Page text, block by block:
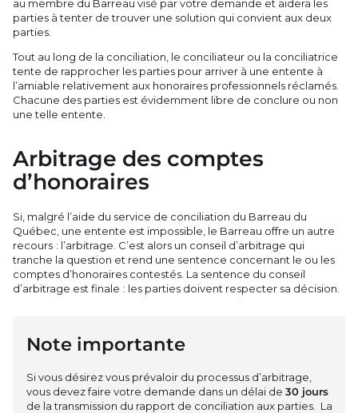
au membre du Barreau visé par votre demande et aidera les
parties à tenter de trouver une solution qui convient aux deux
parties.
Tout au long de la conciliation, le conciliateur ou la conciliatrice
tente de rapprocher les parties pour arriver à une entente à
l’amiable relativement aux honoraires professionnels réclamés.
Chacune des parties est évidemment libre de conclure ou non
une telle entente.
Arbitrage des comptes
d’honoraires
Si, malgré l’aide du service de conciliation du Barreau du
Québec, une entente est impossible, le Barreau offre un autre
recours : l’arbitrage. C’est alors un conseil d’arbitrage qui
tranche la question et rend une sentence concernant le ou les
comptes d’honoraires contestés. La sentence du conseil
d’arbitrage est finale : les parties doivent respecter sa décision.
Note importante
Si vous désirez vous prévaloir du processus d’arbitrage,
vous devez faire votre demande dans un délai de 30 jours
de la transmission du rapport de conciliation aux parties. La